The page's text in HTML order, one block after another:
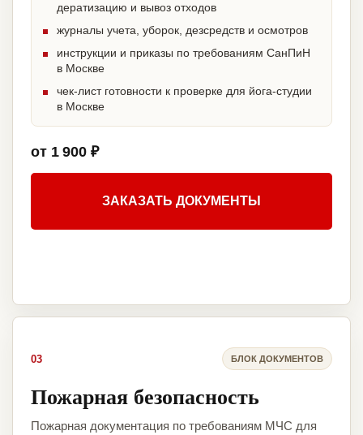
дератизацию и вывоз отходов
журналы учета, уборок, дезсредств и осмотров
инструкции и приказы по требованиям СанПиН
в Москве
чек-лист готовности к проверке для йога-студии
в Москве
от 1 900 ₽
ЗАКАЗАТЬ ДОКУМЕНТЫ
03 БЛОК ДОКУМЕНТОВ
Пожарная безопасность
Пожарная документация по требованиям МЧС для